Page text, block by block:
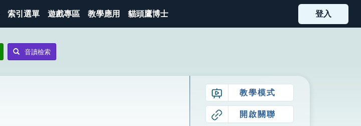
索引選單 遊戲專區 教學應用 貓頭鷹博士 登入
音讀檢索
教學模式
開啟關聯